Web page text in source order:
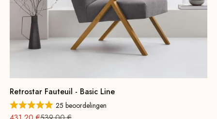
Retrostar Fauteuil - Basic Line
25 beoordelingen